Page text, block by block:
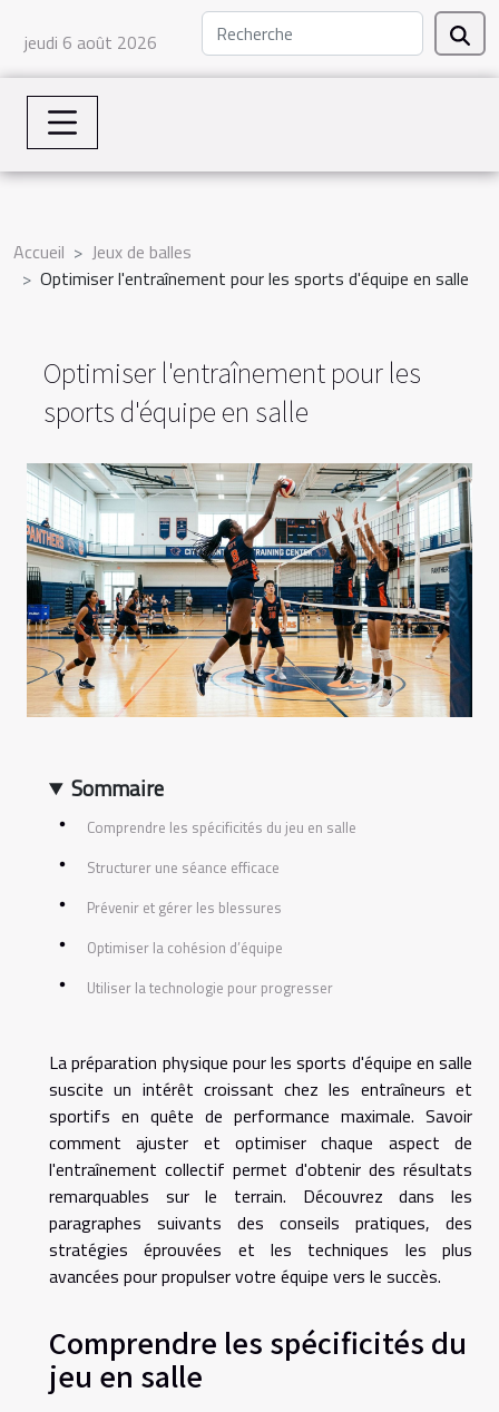
jeudi 6 août 2026
Accueil
Jeux de balles
Optimiser l'entraînement pour les sports d'équipe en salle
Optimiser l'entraînement pour les
sports d'équipe en salle
Sommaire
Comprendre les spécificités du jeu en salle
Structurer une séance efficace
Prévenir et gérer les blessures
Optimiser la cohésion d’équipe
Utiliser la technologie pour progresser
La préparation physique pour les sports d'équipe en salle
suscite un intérêt croissant chez les entraîneurs et
sportifs en quête de performance maximale. Savoir
comment ajuster et optimiser chaque aspect de
l'entraînement collectif permet d'obtenir des résultats
remarquables sur le terrain. Découvrez dans les
paragraphes suivants des conseils pratiques, des
stratégies éprouvées et les techniques les plus
avancées pour propulser votre équipe vers le succès.
Comprendre les spécificités du
jeu en salle